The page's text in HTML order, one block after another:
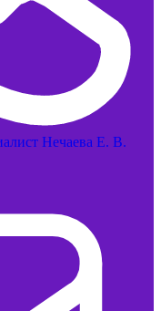
Нечаева Е. В.